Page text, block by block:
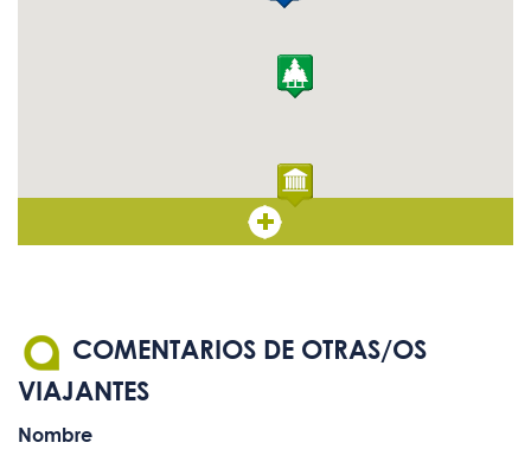
COMENTARIOS DE OTRAS/OS
VIAJANTES
Nombre